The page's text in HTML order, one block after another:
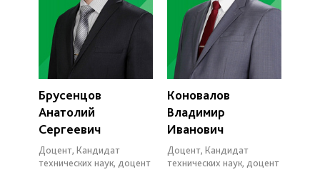
Брусенцов
Анатолий
Сергеевич
Доцент, Кандидат
технических наук, доцент
Коновалов
Владимир
Иванович
Доцент, Кандидат
технических наук, доцент